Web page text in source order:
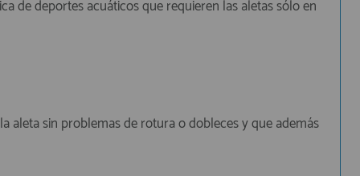
de deportes acuáticos que requieren las aletas sólo en
aleta sin problemas de rotura o dobleces y que además